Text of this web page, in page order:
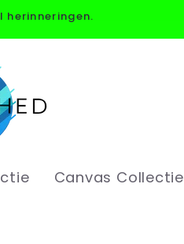
Canvas Collectie